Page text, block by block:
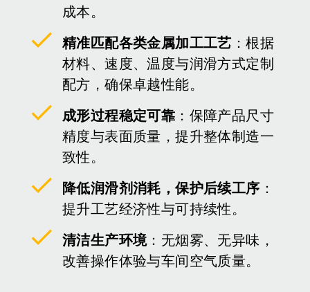
成本。
精准匹配各类金属加工工艺 ：根据
材料、速度、温度与润滑方式定制
配方，确保卓越性能。
成形过程稳定可靠 ：保障产品尺寸
精度与表面质量，提升整体制造一
致性。
降低润滑剂消耗，保护后续工序 ：
提升工艺经济性与可持续性。
清洁生产环境：无烟雾、无异味，
改善操作体验与车间空气质量。